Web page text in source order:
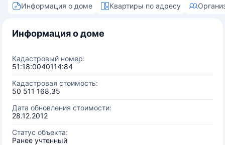
Информация о доме Квартиры по адресу
Информация о доме
Кадастровый номер:
51:18:0040114:84
Кадастровая стоимость:
50 511 168,35
Дата обновления стоимости:
28.12.2012
Статус объекта:
Ранее учтенный